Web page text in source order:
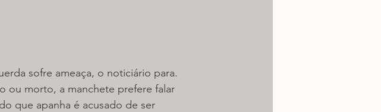
sofre ameaça, o noticiário para.
ou morto, a manchete prefere falar
que apanha é acusado de ser